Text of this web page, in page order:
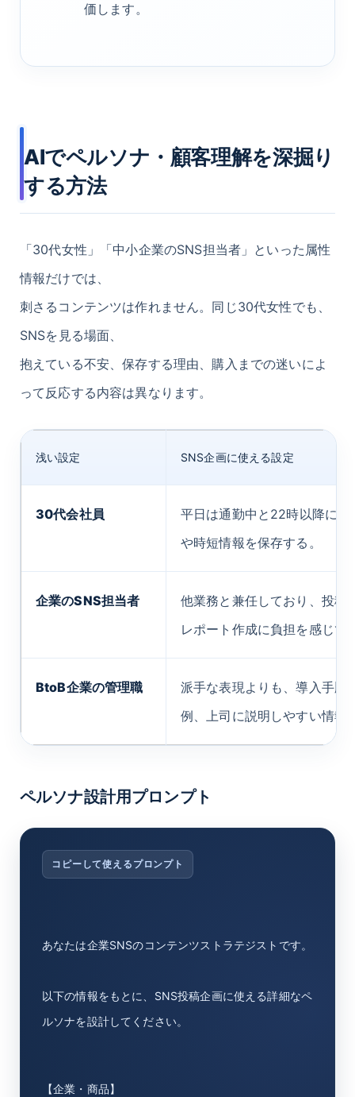
価します。
AIでペルソナ・顧客理解を深掘り
する方法
「30代女性」「中小企業のSNS担当者」といった属性
情報だけでは、
刺さるコンテンツは作れません。同じ30代女性でも、
SNSを見る場面、
抱えている不安、保存する理由、購入までの迷いによ
って反応する内容は異なります。
浅い設定 SNS企画に使える設定
30代会社員
平日は通勤中と22時以降に
や時短情報を保存する。
企業のSNS担当者
他業務と兼任しており、投稿
レポート作成に負担を感じて
BtoB企業の管理職
派手な表現よりも、導入手順
例、上司に説明しやすい情報
ペルソナ設計用プロンプト
コピーして使えるプロンプト
あなたは企業SNSのコンテンツストラテジストです。
以下の情報をもとに、SNS投稿企画に使える詳細なペ
ルソナを設計してください。
【企業・商品】